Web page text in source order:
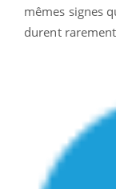
mêmes signes
durent